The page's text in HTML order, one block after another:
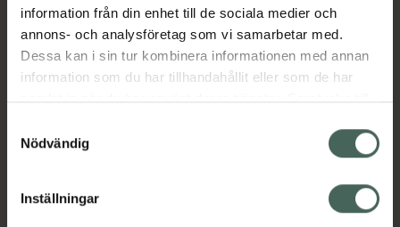
information från din enhet till de sociala medier och
annons- och analysföretag som vi samarbetar med.
Dessa kan i sin tur kombinera informationen med annan
information som du har tillhandahållit eller som de har
samlat in när du har använt deras tjänster. Samtycke till
återkalla ditt samtycke via webbplatsens
cookieinställningar. Ett återkallat samtycke påverkar inte
lagligheten av behandling som skett innan återkallelsen.
Nödvändig
Inställningar
Läs alltid bipacksedeln innan
användning.
EAN:05055565762318
Bipacksedel från FASS Visa